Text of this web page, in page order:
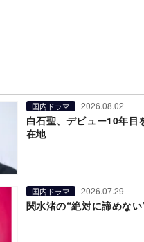
国内ドラマ 2026.08.02
白石聖、デビュー10年目
在地
国内ドラマ 2026.07.29
関水渚の“絶対に諦めな